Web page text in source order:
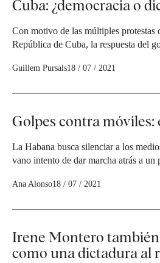
Cuba: ¿democracia o
Con motivo de las múltiples protestas
República de Cuba, la respuesta del
Guillem Pursals18 / 07 / 2021
Golpes contra móviles:
La Habana busca silenciar a los
vano intento de dar marcha atrás a un
Ana Alonso18 / 07 / 2021
Irene Montero
como una dictadura al